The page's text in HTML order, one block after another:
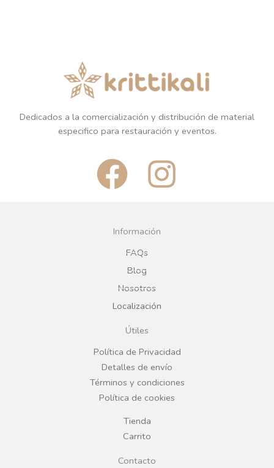
Dedicados a la comercialización y distribución de material
especifico para restauración y eventos.
F
a
c
e
b
o
o
k
I
n
g
r
a
Información
FAQs
Blog
Nosotros
Localización
Útiles
Política de Privacidad
Detalles de envío
Términos y condiciones
Política de cookies
Tienda
Carrito
Contacto